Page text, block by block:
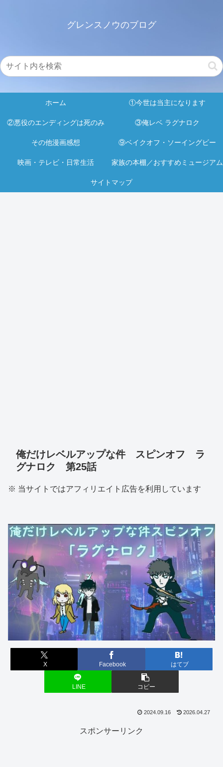
グレンスノウのブログ
ホーム ①今世は当主になります
②悪役のエンディングは死のみ ③俺レベ ラグナロク
その他漫画感想 ⑨ベイクオフ・ソーイングビー
映画・テレビ・日常生活 家族の本棚／おすすめミュージアム
サイトマップ
俺だけレベルアップな件 スピンオフ ラ
グナロク 第25話
※ 当サイトではアフィリエイト広告を利用しています
X Facebook はてブ
LINE コピー
2024.09.16 2026.04.27
スポンサーリンク